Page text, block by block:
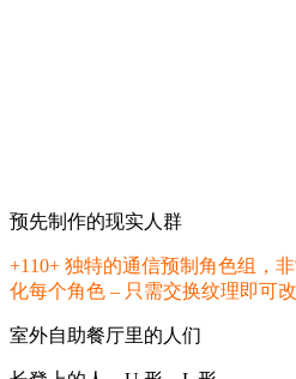
预先制作的现实人群
+110+ 独特的通信预制角色组，
化每个角色 – 只需交换纹理即可
室外自助餐厅里的人们